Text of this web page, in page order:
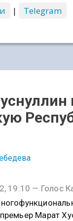
| Telegram
19:10 — Голос
Марат